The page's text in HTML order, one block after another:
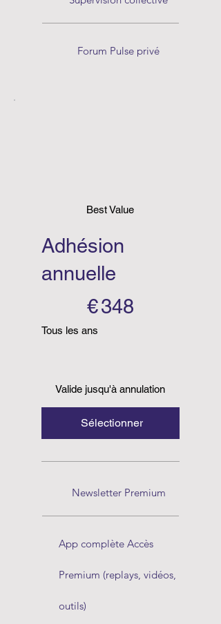
Forum Pulse privé
Best Value
Adhésion
annuelle
€348
Tous les ans
Valide jusqu'à annulation
Sélectionner
Newsletter Premium
App complète Accès
Premium (replays, vidéos,
outils)